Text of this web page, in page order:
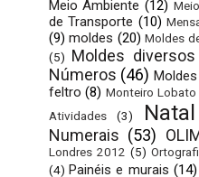
Meio Ambiente (12)
de Transporte (10)
(9) moldes (20) Moldes
(5) Moldes diversos
Números (46)
feltro (8) Monteiro Lobato
Atividades
(3) Natal
Numerais (53)
Londres 2012 (5)
(4) Painéis e murais (14)